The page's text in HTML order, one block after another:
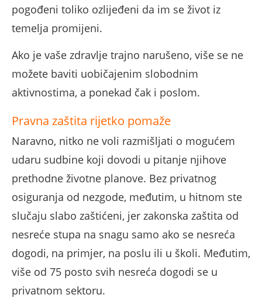
pogođeni toliko ozlijeđeni da im se život iz
temelja promijeni.
Ako je vaše zdravlje trajno narušeno, više se ne
možete baviti uobičajenim slobodnim
aktivnostima, a ponekad čak i poslom.
Pravna zaštita rijetko pomaže
Naravno, nitko ne voli razmišljati o mogućem
udaru sudbine koji dovodi u pitanje njihove
prethodne životne planove. Bez privatnog
osiguranja od nezgode, međutim, u hitnom ste
slučaju slabo zaštićeni, jer zakonska zaštita od
nesreće stupa na snagu samo ako se nesreća
dogodi, na primjer, na poslu ili u školi. Međutim,
više od 75 posto svih nesreća dogodi se u
privatnom sektoru.